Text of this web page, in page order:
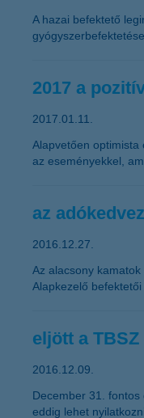
A hazai befektető
2017 a
2017.01.11.
Alapvetően optimista
az eseményekkel,
az
2016.12.27.
Az alacsony
Alapkezelő befektetői
eljött a TBSZ
2016.12.09.
December 31.
eddig lehet